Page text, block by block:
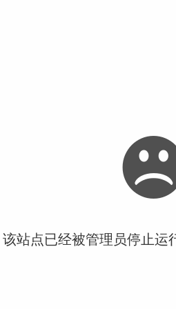
站点已经被管理员停止运